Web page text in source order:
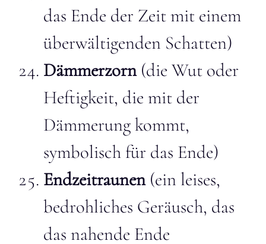
das Ende der Zeit mit einem
überwältigenden Schatten)
Dämmerzorn(die Wut oder
Heftigkeit, die mit der
Dämmerung kommt,
symbolisch für das Ende)
Endzeitraunen(ein leises,
bedrohliches Geräusch, das
das nahende Ende